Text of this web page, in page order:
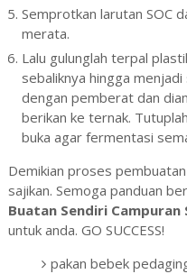
Semprotkan larutan SOC
merata.
Lalu gulunglah terpal
sebaliknya hingga
dengan pemberat dan
berikan ke ternak.
buka agar fermentasi
Demikian proses
sajikan. Semoga panduan
Buatan Sendiri Campuran
untuk anda. GO SUCCESS!
pakan bebek